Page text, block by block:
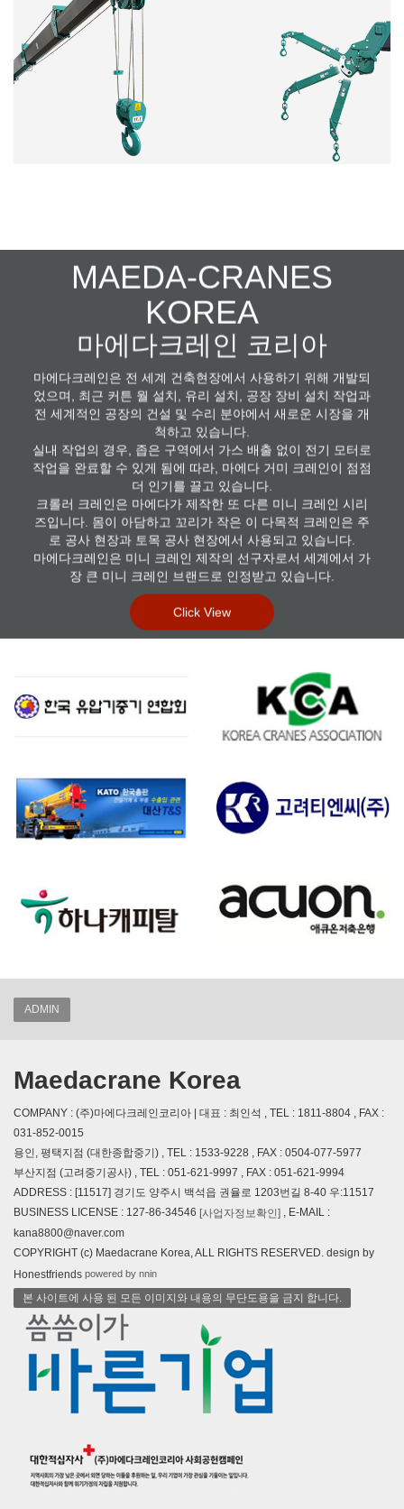
MAEDA-CRANES
KOREA
마에다크레인 코리아
마에다크레인은 전 세계 건축현장에서 사용하기 위해 개발되
었으며, 최근 커튼 월 설치, 유리 설치, 공장 장비 설치 작업과
전 세계적인 공장의 건설 및 수리 분야에서 새로운 시장을 개
척하고 있습니다.
실내 작업의 경우, 좁은 구역에서 가스 배출 없이 전기 모터로
작업을 완료할 수 있게 됨에 따라, 마에다 거미 크레인이 점점
더 인기를 끌고 있습니다.
크롤러 크레인은 마에다가 제작한 또 다른 미니 크레인 시리
즈입니다. 몸이 아담하고 꼬리가 작은 이 다목적 크레인은 주
로 공사 현장과 토목 공사 현장에서 사용되고 있습니다.
마에다크레인은 미니 크레인 제작의 선구자로서 세계에서 가
장 큰 미니 크레인 브랜드로 인정받고 있습니다.
Click View
ADMIN
Maedacrane Korea
COMPANY : (주)마에다크레인코리아 | 대표 : 최인석 , TEL : 1811-8804 , FAX :
031-852-0015
용인, 평택지점 (대한종합중기) , TEL : 1533-9228 , FAX : 0504-077-5977
부산지점 (고려중기공사) , TEL : 051-621-9997 , FAX : 051-621-9994
ADDRESS : [11517] 경기도 양주시 백석읍 권율로 1203번길 8-40 우:11517
BUSINESS LICENSE : 127-86-34546 [사업자정보확인] , E-MAIL :
kana8800@naver.com
COPYRIGHT (c) Maedacrane Korea, ALL RIGHTS RESERVED. design by
Honestfriends powered by nnin
본 사이트에 사용 된 모든 이미지와 내용의 무단도용을 금지 합니다.